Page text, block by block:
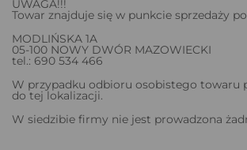
UWAGA!!!
Towar znajduje się w punkcie sprzedaży
MODLIŃSKA 1A
05-100 NOWY DWÓR MAZOWIECKI
tel.: 690 534 466
W przypadku odbioru osobistego towaru
do tej lokalizacji.
W siedzibie firmy nie jest prowadzona